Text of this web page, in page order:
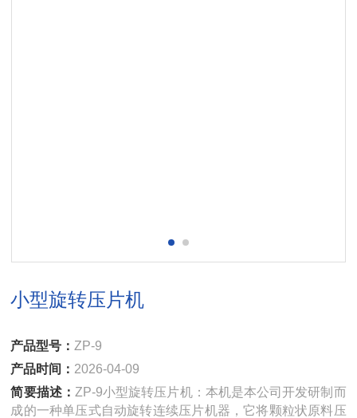
小型旋转压片机
产品型号： ZP-9
产品时间： 2026-04-09
简要描述： ZP-9小型旋转压片机：本机是本公司开发研制而
成的一种单压式自动旋转连续压片机器，它将颗粒状原料压